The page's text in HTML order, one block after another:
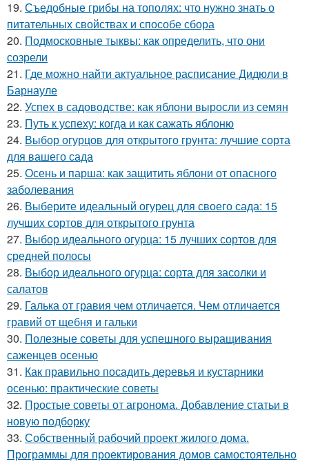
19. Съедобные грибы на тополях: что нужно знать о
питательных свойствах и способе сбора
20. Подмосковные тыквы: как определить, что они
созрели
21. Где можно найти актуальное расписание Дидюли в
Барнауле
22. Успех в садоводстве: как яблони выросли из семян
23. Путь к успеху: когда и как сажать яблоню
24. Выбор огурцов для открытого грунта: лучшие сорта
для вашего сада
25. Осень и парша: как защитить яблони от опасного
заболевания
26. Выберите идеальный огурец для своего сада: 15
лучших сортов для открытого грунта
27. Выбор идеального огурца: 15 лучших сортов для
средней полосы
28. Выбор идеального огурца: сорта для засолки и
салатов
29. Галька от гравия чем отличается. Чем отличается
гравий от щебня и гальки
30. Полезные советы для успешного выращивания
саженцев осенью
31. Как правильно посадить деревья и кустарники
осенью: практические советы
32. Простые советы от агронома. Добавление статьи в
новую подборку
33. Собственный рабочий проект жилого дома.
Программы для проектирования домов самостоятельно